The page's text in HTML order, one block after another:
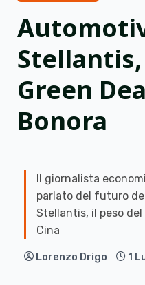
Stellantis,
Green
Bonora
Il giornalista
parlato del futuro
Stellantis, il peso del
Cina
Lorenzo Drigo 1